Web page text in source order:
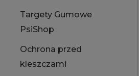
Targety Gumowe
PsiShop
Ochrona przed
kleszczami